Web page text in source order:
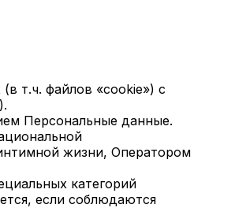
т.ч. файлов «cookie») с
Персональные данные.
жизни, Оператором
категорий
если соблюдаются